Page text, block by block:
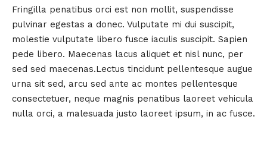
Fringilla penatibus orci est non mollit, suspendisse
pulvinar egestas a donec. Vulputate mi dui suscipit,
molestie vulputate libero fusce iaculis suscipit. Sapien
pede libero. Maecenas lacus aliquet et nisl nunc, per
sed sed maecenas.Lectus tincidunt pellentesque augue
urna sit sed, arcu sed ante ac montes pellentesque
consectetuer, neque magnis penatibus laoreet vehicula
nulla orci, a malesuada justo laoreet ipsum, in ac fusce.